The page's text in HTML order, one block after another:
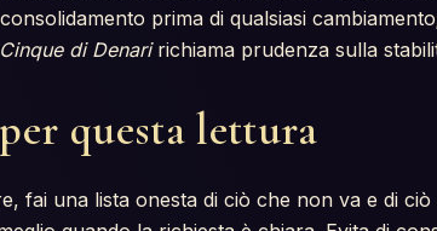
prima di qualsiasi
Cinque di Denaririchiama prudenza sulla
questa lettura
fai una lista onesta di ciò che non va e di